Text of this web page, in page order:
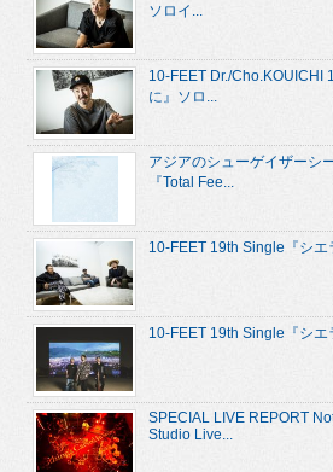
ソロイ...
10-FEET Dr./Cho.KOUICHI
に』ソロ...
アジアのシューゲイザーシ
『Total Fee...
10-FEET 19th Single『シ
10-FEET 19th Single『シエ
SPECIAL LIVE REPORT
Studio Live...